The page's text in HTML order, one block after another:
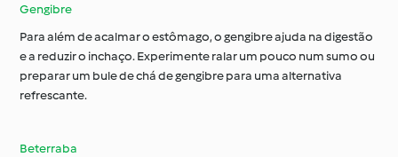
Gengibre
Para além de acalmar o estômago, o gengibre ajuda na digestão
e a reduzir o inchaço. Experimente ralar um pouco num sumo ou
preparar um bule de chá de gengibre para uma alternativa
refrescante.
Beterraba